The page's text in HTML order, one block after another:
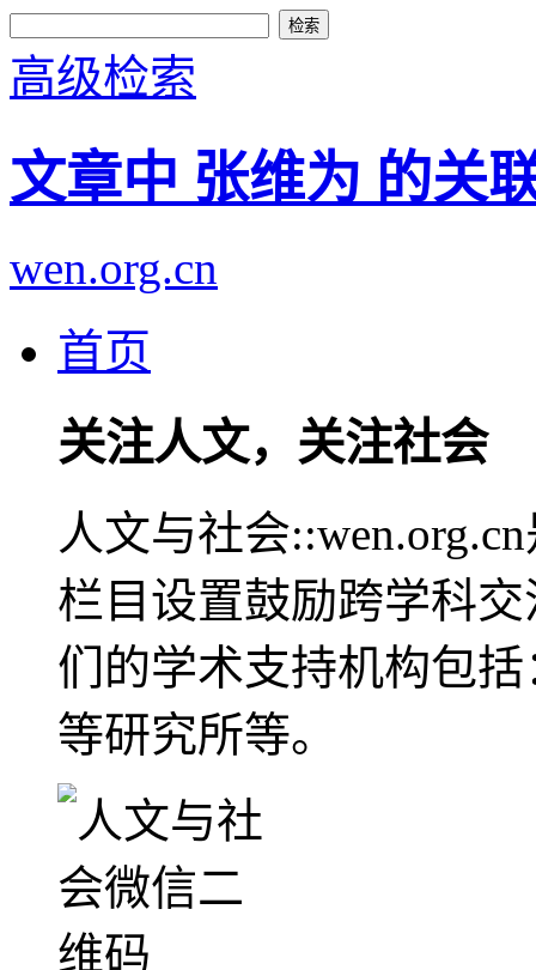
高级检索
文章中 张维为 的关
wen.org.cn
首页
关注人文，关注社会
人文与社会
栏目设置鼓励跨学科
们的学术支持机构包
等研究所等。